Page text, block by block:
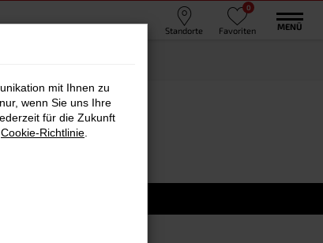
Standorte
0
Favoriten MENÜ
mit Ihnen zu
wenn Sie uns Ihre
für die Zukunft
Cookie-Richtlinie